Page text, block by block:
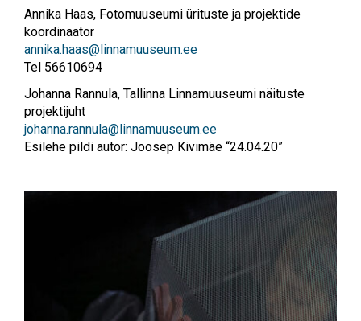
Annika Haas, Fotomuuseumi ürituste ja projektide
koordinaator
annika.haas@linnamuuseum.ee
Tel 56610694
Johanna Rannula, Tallinna Linnamuuseumi näituste
projektijuht
johanna.rannula@linnamuuseum.ee
Esilehe pildi autor: Joosep Kivimäe “24.04.20”